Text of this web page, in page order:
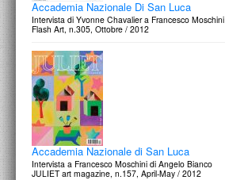
Accademia Nazionale Di San Luca
Intervista di Yvonne Chavalier a Francesco Moschini
Flash Art, n.305, Ottobre / 2012
Accademia Nazionale di San Luca
Intervista a Francesco Moschini di Angelo Bianco
JULIET art magazine, n.157, April-May / 2012